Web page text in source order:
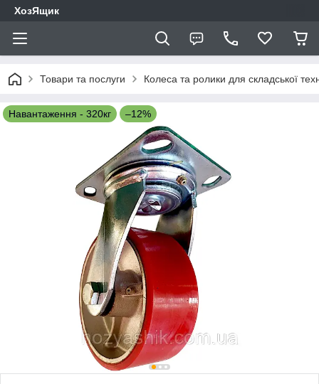
ХозЯщик
Товари та послуги Колеса та ролики для складської
Навантаження - 320кг –12%